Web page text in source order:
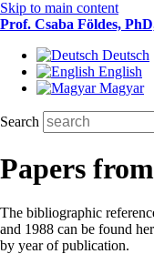
Skip to main content
Prof. Csaba Földes,
Deutsch
English
Magyar
Search
Papers
The bibliographic
and 1988 can be found
by year of publication.